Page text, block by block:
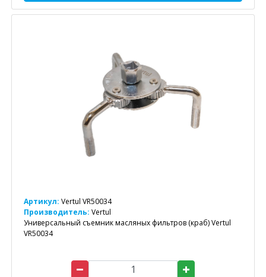
Артикул: Vertul VR50034
Производитель: Vertul
Универсальный съемник масляных фильтров (краб) Vertul
VR50034